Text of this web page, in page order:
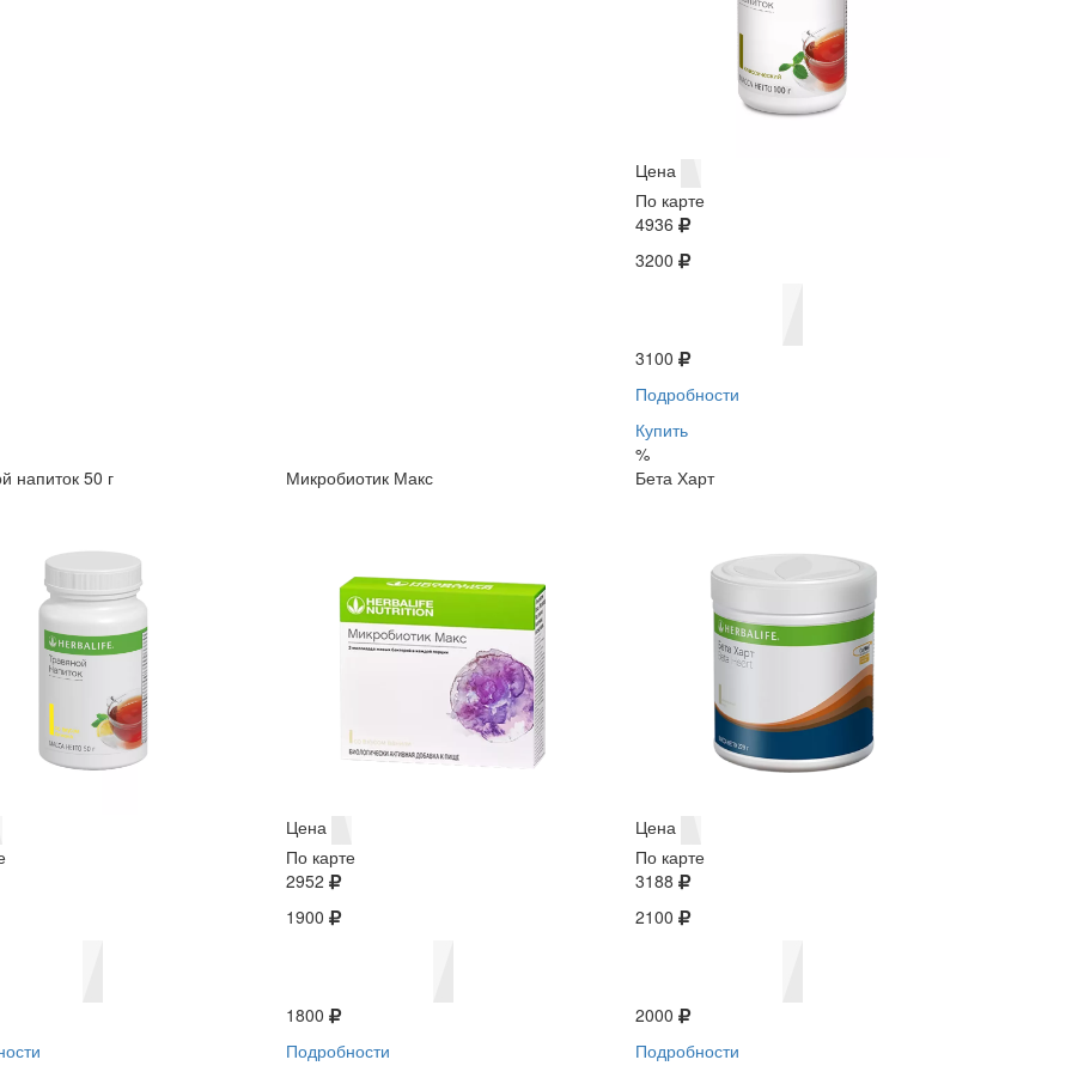
Цена
По карте
4936
3200
3100
Подробности
Купить
%
напиток 50 г
Микробиотик Макс
Цена
По карте
2952
1900
1800
Подробности
Бета Харт
Цена
По карте
3188
2100
2000
Подробности